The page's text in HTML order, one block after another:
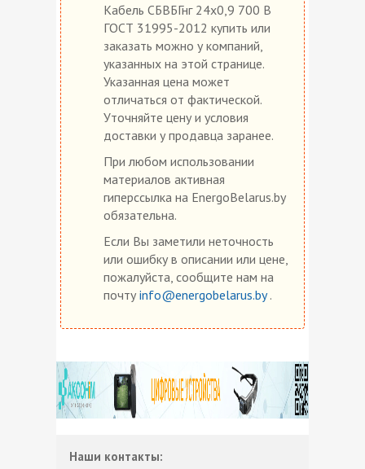
Кабель СБВБГнг 24х0,9 700 В
ГОСТ 31995-2012 купить или
заказать можно у компаний,
указанных на этой странице.
Указанная цена может
отличаться от фактической.
Уточняйте цену и условия
доставки у продавца заранее.
При любом использовании
материалов активная
гиперссылка на EnergoBelarus.by
обязательна.
Если Вы заметили неточность
или ошибку в описании или цене,
пожалуйста, сообщите нам на
почту info@energobelarus.by.
Наши контакты: